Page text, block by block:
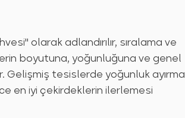
olarak adlandırılır, sıralama ve
boyutuna, yoğunluğuna ve genel
Gelişmiş tesislerde yoğunluk ayırma
en iyi çekirdeklerin ilerlemesi